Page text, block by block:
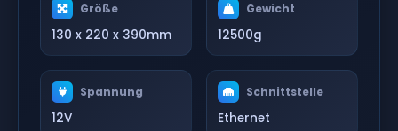
Größe
130 x 220 x 390mm
Gewicht
12500g
Spannung
12V
Schnittstelle
Ethernet